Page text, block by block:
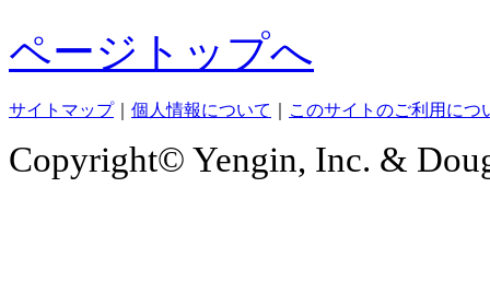
ページトップへ
サイトマップ｜ 個人情報について このサイトのご利用につ
Copyright© Yengin, Inc. &